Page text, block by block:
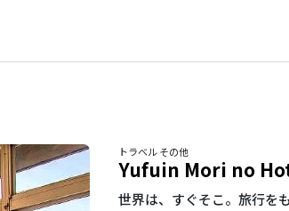
トラベル その他
Yufuin Mori no
世界は、すぐそこ。旅行を